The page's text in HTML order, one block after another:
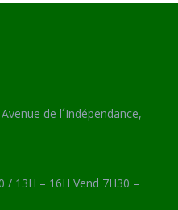
de l´Indépendance,
/ 13H – 16H Vend 7H30 –